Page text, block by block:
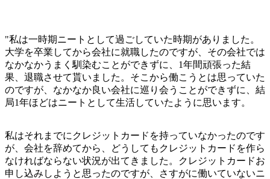
"私は一時期ニートとして過ごしていた時期がありました。
大学を卒業してから会社に就職したのですが、その会社では
なかなかうまく馴染むことができずに、1年間頑張った結
果、退職させて貰いました。そこから働こうとは思っていた
のですが、なかなか良い会社に巡り会うことができずに、結
局1年ほどはニートとして生活していたように思います。
私はそれまでにクレジットカードを持っていなかったのです
が、会社を辞めてから、どうしてもクレジットカードを作ら
なければならない状況が出てきました。クレジットカードお
申し込みしようと思ったのですが、さすがに働いていないニ